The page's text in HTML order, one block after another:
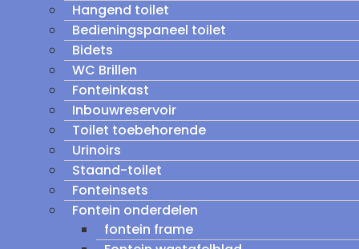
Hangend toilet
Bedieningspaneel toilet
Bidets
WC Brillen
Fonteinkast
Inbouwreservoir
Toilet toebehorende
Urinoirs
Staand-toilet
Fonteinsets
Fontein onderdelen
fontein frame